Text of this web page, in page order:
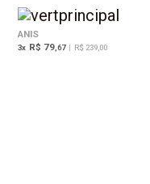
ANIS
3x R$ 79,67 | R$ 239,00